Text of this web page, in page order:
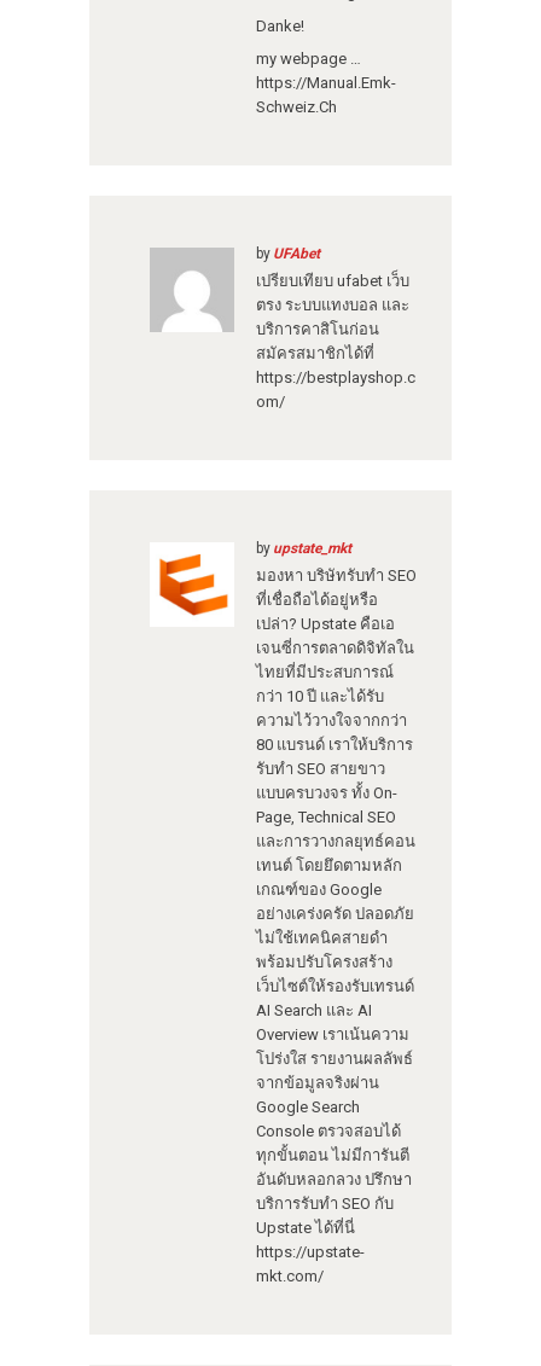
Danke!
my webpage …
https://Manual.Emk-
Schweiz.Ch
by UFAbet
เปรียบเทียบ ufabet เว็บ
ตรง ระบบแทงบอล และ
บริการคาสิโนก่อน
สมัครสมาชิกได้ที่
https://bestplayshop.c
om/
by upstate_mkt
มองหา บริษัทรับทำ SEO
ที่เชื่อถือได้อยู่หรือ
เปล่า? Upstate คือเอ
เจนซี่การตลาดดิจิทัลใน
ไทยที่มีประสบการณ์
กว่า 10 ปี และได้รับ
ความไว้วางใจจากกว่า
80 แบรนด์ เราให้บริการ
รับทำ SEO สายขาว
แบบครบวงจร ทั้ง On-
Page, Technical SEO
และการวางกลยุทธ์คอน
เทนต์ โดยยึดตามหลัก
เกณฑ์ของ Google
อย่างเคร่งครัด ปลอดภัย
ไม่ใช้เทคนิคสายดำ
พร้อมปรับโครงสร้าง
เว็บไซต์ให้รองรับเทรนด์
AI Search และ AI
Overview เราเน้นความ
โปร่งใส รายงานผลลัพธ์
จากข้อมูลจริงผ่าน
Google Search
Console ตรวจสอบได้
ทุกขั้นตอน ไม่มีการันตี
อันดับหลอกลวง ปรึกษา
บริการรับทำ SEO กับ
Upstate ได้ที่นี่
https://upstate-
mkt.com/